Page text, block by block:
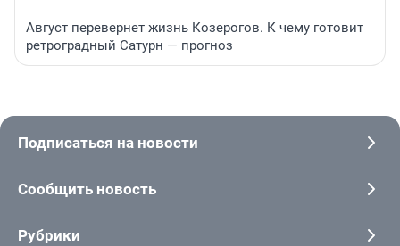
Август перевернет жизнь Козерогов. К чему готовит
ретроградный Сатурн — прогноз
Подписаться на новости
Сообщить новость
Рубрики